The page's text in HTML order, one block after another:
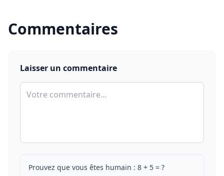
Commentaires
Laisser un commentaire
Prouvez que vous êtes humain : 8 + 5 = ?